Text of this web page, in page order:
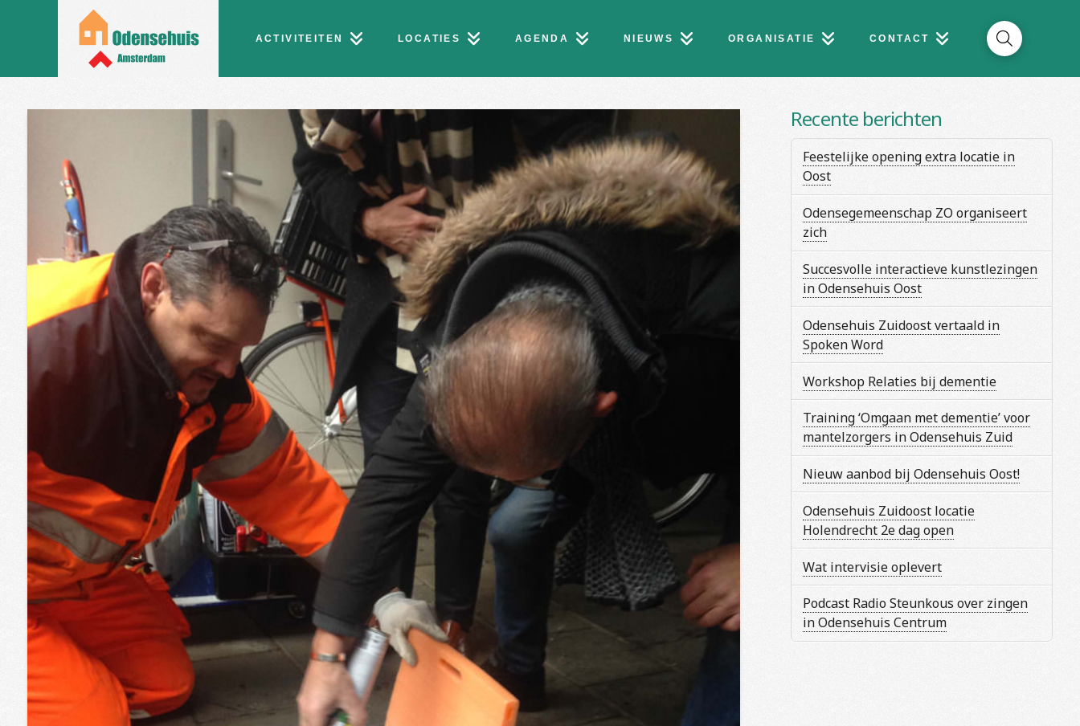
ACTIVITEITEN LOCATIES AGENDA NIEUWS ORGANISATIE CONTACT
Recente berichten
Feestelijke opening extra locatie in
Oost
Odensegemeenschap ZO organiseert
zich
Succesvolle interactieve kunstlezingen
in Odensehuis Oost
Odensehuis Zuidoost vertaald in
Spoken Word
Workshop Relaties bij dementie
Training ‘Omgaan met dementie’ voor
mantelzorgers in Odensehuis Zuid
Nieuw aanbod bij Odensehuis Oost!
Odensehuis Zuidoost locatie
Holendrecht 2e dag open
Wat intervisie oplevert
Podcast Radio Steunkous over zingen
in Odensehuis Centrum